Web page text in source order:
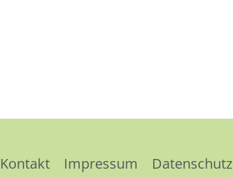
Kontakt Impressum Datenschutz